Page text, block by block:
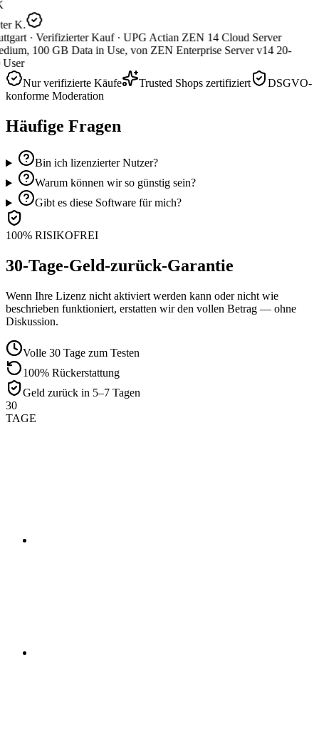
K.
· Verifizierter Kauf · UPG Actian ZEN 14 Cloud Server
100 GB Data in Use, von ZEN Enterprise Server v14 20-
Nur verifizierte Käufe
Trusted Shops zertifiziert
DSGVO-
konforme Moderation
Häufige Fragen
Bin ich lizenzierter Nutzer?
Warum können wir so günstig sein?
Gibt es diese Software für mich?
100% RISIKOFREI
30-Tage-Geld-zurück-Garantie
Wenn Ihre Lizenz nicht aktiviert werden kann oder nicht wie
beschrieben funktioniert, erstatten wir den vollen Betrag — ohne
Diskussion.
Volle 30 Tage zum Testen
100% Rückerstattung
Geld zurück in 5–7 Tagen
30
TAGE